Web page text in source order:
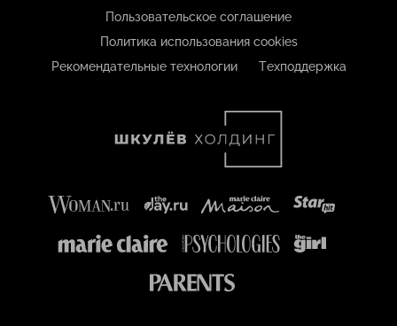
Пользовательское соглашение
Политика использования cookies
Рекомендательные технологии
Техподдержка